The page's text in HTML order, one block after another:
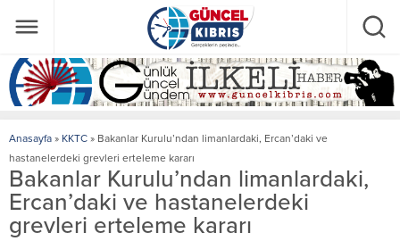
Anasayfa » KKTC » Bakanlar Kurulu’ndan limanlardaki, Ercan’daki ve
hastanelerdeki grevleri erteleme kararı
Bakanlar Kurulu’ndan limanlardaki,
Ercan’daki ve hastanelerdeki
grevleri erteleme kararı